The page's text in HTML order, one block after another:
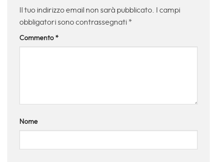
Il tuo indirizzo email non sarà pubblicato.
I campi
obbligatori sono contrassegnati *
Commento *
Nome